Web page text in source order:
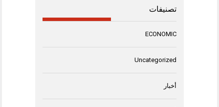
تصنيفات
ECONOMIC
Uncategorized
أخبار